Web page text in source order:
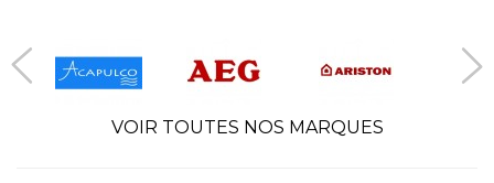
VOIR TOUTES NOS MARQUES